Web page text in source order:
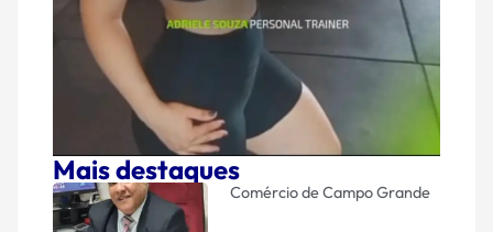
Mais destaques
Comércio de Campo Grande